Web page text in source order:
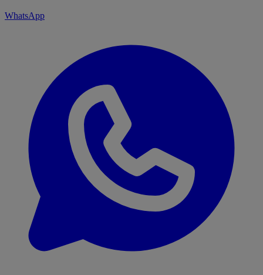
WhatsApp